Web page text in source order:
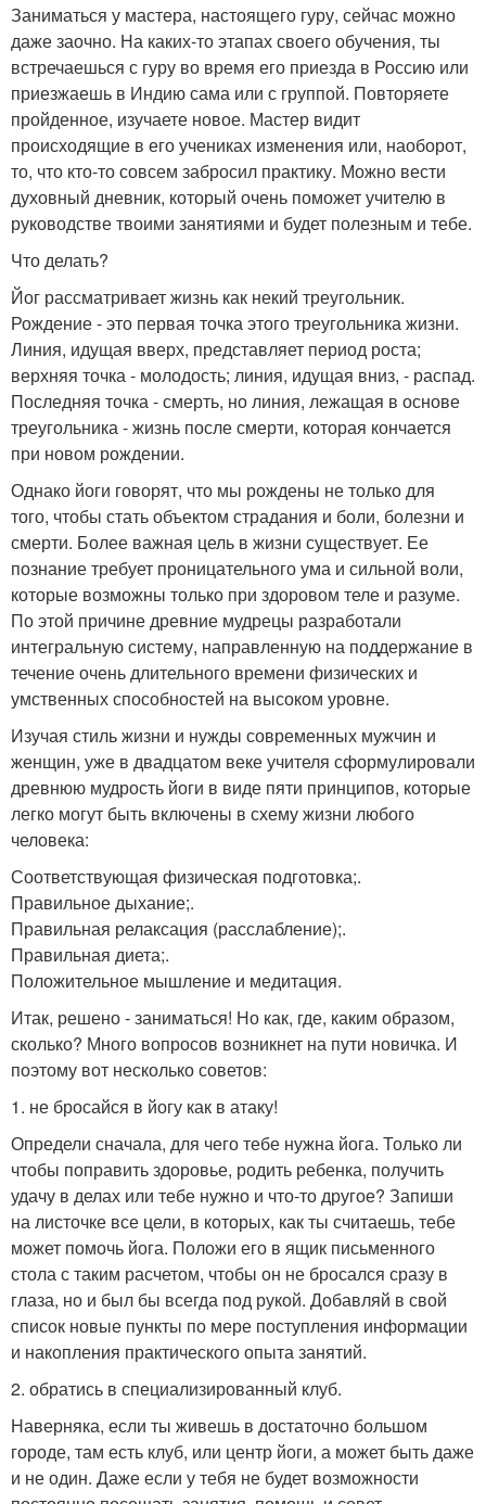
Заниматься у мастера, настоящего гуру, сейчас можно
даже заочно. На каких-то этапах своего обучения, ты
встречаешься с гуру во время его приезда в Россию или
приезжаешь в Индию сама или с группой. Повторяете
пройденное, изучаете новое. Мастер видит
происходящие в его учениках изменения или, наоборот,
то, что кто-то совсем забросил практику. Можно вести
духовный дневник, который очень поможет учителю в
руководстве твоими занятиями и будет полезным и тебе.
Что делать?
Йог рассматривает жизнь как некий треугольник.
Рождение - это первая точка этого треугольника жизни.
Линия, идущая вверх, представляет период роста;
верхняя точка - молодость; линия, идущая вниз, - распад.
Последняя точка - смерть, но линия, лежащая в основе
треугольника - жизнь после смерти, которая кончается
при новом рождении.
Однако йоги говорят, что мы рождены не только для
того, чтобы стать объектом страдания и боли, болезни и
смерти. Более важная цель в жизни существует. Ее
познание требует проницательного ума и сильной воли,
которые возможны только при здоровом теле и разуме.
По этой причине древние мудрецы разработали
интегральную систему, направленную на поддержание в
течение очень длительного времени физических и
умственных способностей на высоком уровне.
Изучая стиль жизни и нужды современных мужчин и
женщин, уже в двадцатом веке учителя сформулировали
древнюю мудрость йоги в виде пяти принципов, которые
легко могут быть включены в схему жизни любого
человека:
Соответствующая физическая подготовка;.
Правильное дыхание;.
Правильная релаксация (расслабление);.
Правильная диета;.
Положительное мышление и медитация.
Итак, решено - заниматься! Но как, где, каким образом,
сколько? Много вопросов возникнет на пути новичка. И
поэтому вот несколько советов:
1. не бросайся в йогу как в атаку!
Определи сначала, для чего тебе нужна йога. Только ли
чтобы поправить здоровье, родить ребенка, получить
удачу в делах или тебе нужно и что-то другое? Запиши
на листочке все цели, в которых, как ты считаешь, тебе
может помочь йога. Положи его в ящик письменного
стола с таким расчетом, чтобы он не бросался сразу в
глаза, но и был бы всегда под рукой. Добавляй в свой
список новые пункты по мере поступления информации
и накопления практического опыта занятий.
2. обратись в специализированный клуб.
Наверняка, если ты живешь в достаточно большом
городе, там есть клуб, или центр йоги, а может быть даже
и не один. Даже если у тебя не будет возможности